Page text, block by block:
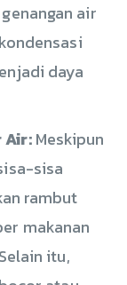
air
daya
Air:Meskipun
sisa
rambut
makanan
itu,